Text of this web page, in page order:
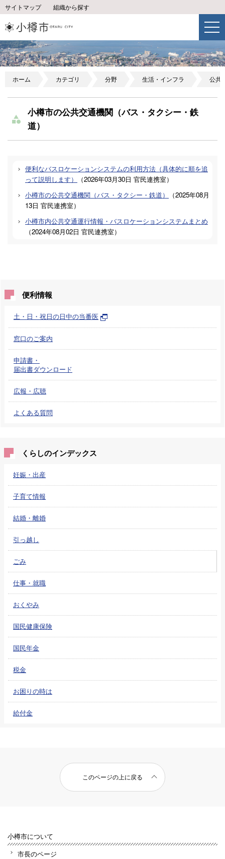
サイトマップ 組織から探す
ホーム カテゴリ 分野 生活・インフラ 公共
小樽市の公共交通機関（バス・タクシー・鉄
道）
便利なバスロケーションシステムの利用方法（具体的に順を追
って説明します）
（2026年03月30日 官民連携室）
小樽市の公共交通機関（バス・タクシー・鉄道）
（2025年08月
13日 官民連携室）
小樽市内公共交通運行情報・バスロケーションシステムまとめ
（2024年08月02日 官民連携室）
便利情報
土・日・祝日の日中の当番医
窓口のご案内
申請書・
届出書ダウンロード
広報・広聴
よくある質問
くらしのインデックス
妊娠・出産
子育て情報
結婚・離婚
引っ越し
ごみ
仕事・就職
おくやみ
国民健康保険
国民年金
税金
お困りの時は
給付金
このページの上に戻る
小樽市について
市長のページ